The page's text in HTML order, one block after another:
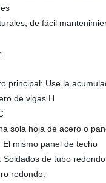
de fácil
principal: Use la
de vigas H
sola hoja de acero o
mismo panel de techo
de tubo redondo.
redondo: